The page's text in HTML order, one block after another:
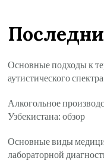
Основные подходы к
аутистического
Алкогольное
Узбекистана: обзор
Основные виды
лабораторной